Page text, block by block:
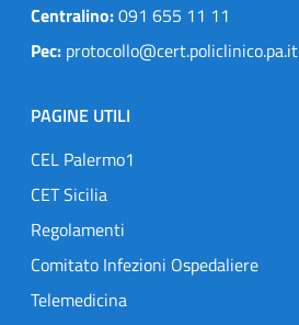
Centralino:091 655 11 11
Pec: protocollo@cert.policlinico.pa.it
PAGINE UTILI
CEL Palermo1
CET Sicilia
Regolamenti
Comitato Infezioni Ospedaliere
Telemedicina